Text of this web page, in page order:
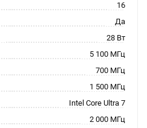
16
Да
28 Вт
5 100 МГц
700 МГц
1 500 МГц
Intel Core Ultra 7
2 000 МГц